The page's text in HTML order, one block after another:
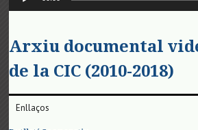
Arxiu documental
de la CIC (2010-2018)
Enllaços